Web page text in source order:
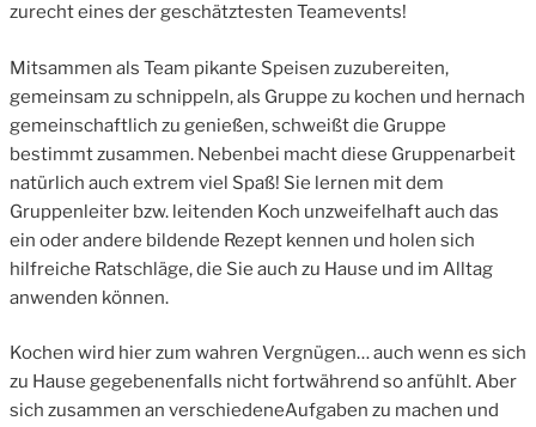
zurecht eines der geschätztesten Teamevents!
Mitsammen als Team pikante Speisen zuzubereiten,
gemeinsam zu schnippeln, als Gruppe zu kochen und hernach
gemeinschaftlich zu genießen, schweißt die Gruppe
bestimmt zusammen. Nebenbei macht diese Gruppenarbeit
natürlich auch extrem viel Spaß! Sie lernen mit dem
Gruppenleiter bzw. leitenden Koch unzweifelhaft auch das
ein oder andere bildende Rezept kennen und holen sich
hilfreiche Ratschläge, die Sie auch zu Hause und im Alltag
anwenden können.
Kochen wird hier zum wahren Vergnügen… auch wenn es sich
zu Hause gegebenenfalls nicht fortwährend so anfühlt. Aber
sich zusammen an verschiedeneAufgaben zu machen und